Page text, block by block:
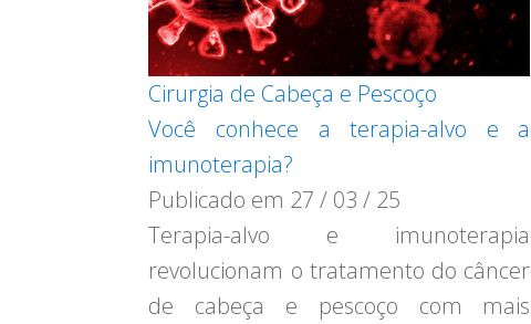
Cirurgia de Cabeça e Pescoço
Você conhece a terapia-alvo e a
imunoterapia?
Publicado em 27 / 03 / 25
Terapia-alvo e imunoterapia
revolucionam o tratamento do câncer
de cabeça e pescoço com mais